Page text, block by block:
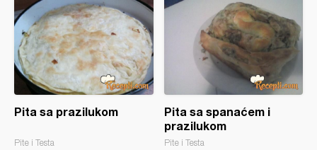
Pita sa prazilukom
Pite i Testa
Pita sa spanaćem i
prazilukom
Pite i Testa